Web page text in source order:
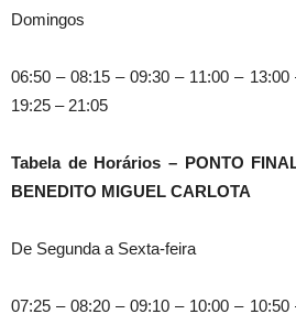
Domingos
06:50 – 08:15 – 09:30 – 11:00 –
19:25 – 21:05
Tabela de Horários – PONTO
BENEDITO MIGUEL CARLOTA
De Segunda a Sexta-feira
07:25 – 08:20 – 09:10 – 10:00 –